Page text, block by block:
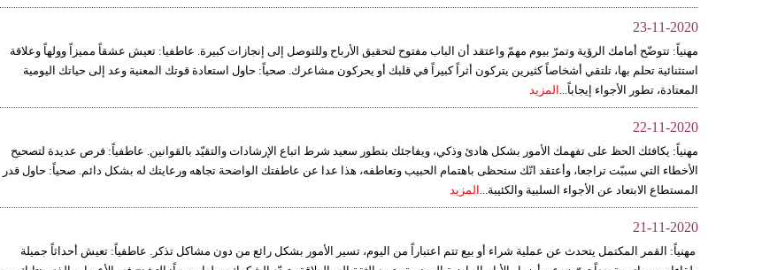
23-11-2020
مهنياً: تتوضّح أمامك الرؤية وتمرّ بيوم مهمّ واعتقد أن الباب مفتوح لتحقيق الأرباح وللتوصل إلى إنجازات كبيرة. عاطفيا: تعيش عشقاً مميزاً وولهاً وعلاقة
استثنائية تحلم بها، تلتقي أشخاصاً كثيرين يتركون أثراً كبيراً في قلبك أو يحركون مشاعرك. صحياً: حاول استعادة قوتك المعنية وعد إلى حياتك اليومية
المعتادة، تطور الأجواء إيجاباً... المزيد
22-11-2020
مهنياً: يكافئك الحظ على تفهمك الأمور بشكل هادئ وذكي، ويفاجئك بتطور سعيد شرط اتباع الإرشادات والتقيّد بالقوانين. عاطفياً: فرص عديدة لتصحيح
الأخطاء التي سببّت تراجعا، وأعتقد انّك ستحظى باهتمام الحبيب وتعاطفه، هذا عدا عن عاطفتك الواضحة تجاهه ورعايتك له بشكل دائم. صحياً: حاول قدر
المستطاع الابتعاد عن الأجواء السلبية والكئيبة... المزيد
21-11-2020
مهنياً: القمر المكتمل يتحدث عن عملية شراء أو بيع تتم اعتباراً من اليوم، تسير الأمور بشكل رائع من دون مشاكل تذكر. عاطفياً: تعيش أحداثاً جميلة